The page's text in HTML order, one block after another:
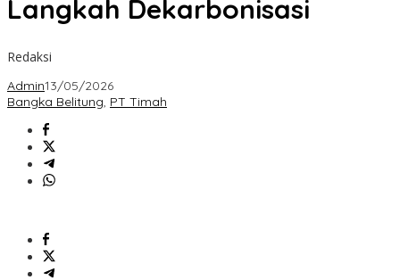
Langkah Dekarbonisasi
Redaksi
Admin13/05/2026
Bangka Belitung, PT Timah